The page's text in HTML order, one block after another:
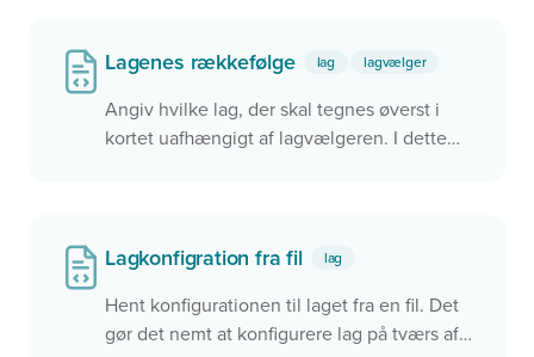
Lagenes rækkefølge lag lagvælger
Angiv hvilke lag, der skal tegnes øverst i
kortet uafhængigt af lagvælgeren. I dette
Lagkonfigration fra fil lag
Hent konfigurationen til laget fra en fil. Det
gør det nemt at konfigurere lag på tværs af